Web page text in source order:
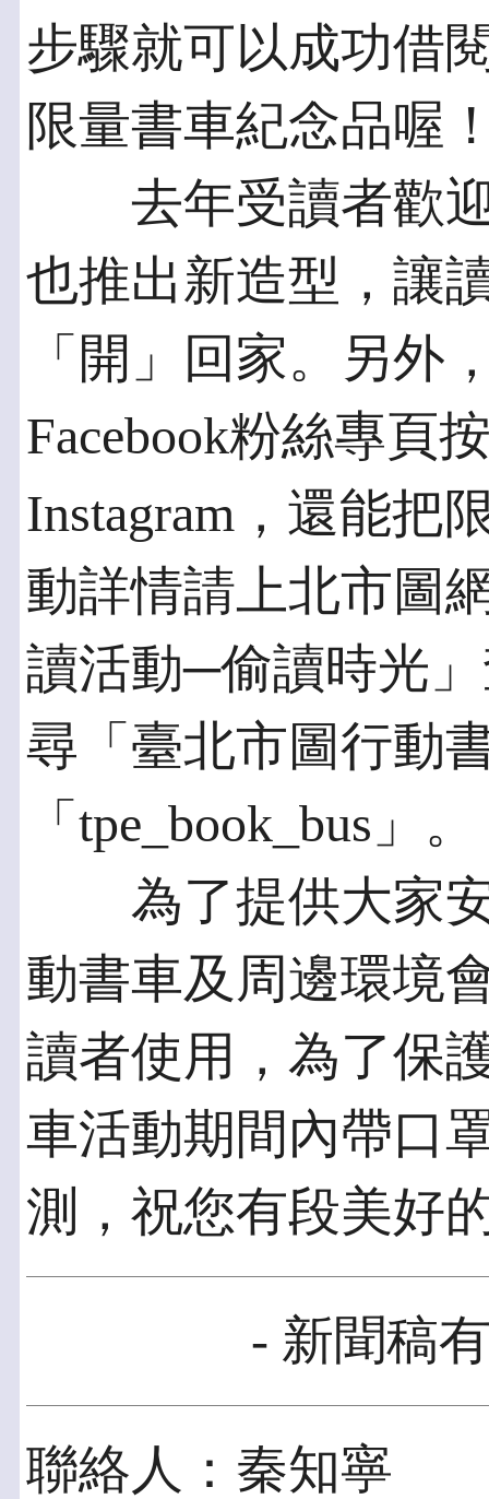
步驟就可以成功借
限量書車紀念品喔
去年受讀者歡迎
也推出新造型，讓
「開」回家。另外
Facebook粉絲專頁
Instagram，還能把
動詳情請上北市圖
讀活動─偷讀時光
尋「臺北市圖行動
「tpe_book_bus」。
為了提供大家安
動書車及周邊環境
讀者使用，為了保
車活動期間內帶口
測，祝您有段美好
- 新聞稿
聯絡人：秦知寧